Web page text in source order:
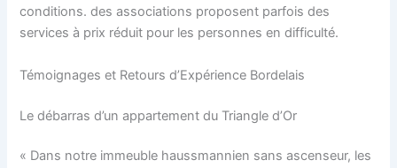
conditions. des associations proposent parfois des
services à prix réduit pour les personnes en difficulté.
Témoignages et Retours d’Expérience Bordelais
Le débarras d’un appartement du Triangle d’Or
« Dans notre immeuble haussmannien sans ascenseur, les